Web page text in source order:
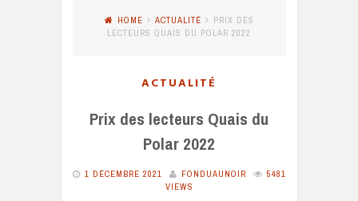
HOME ACTUALITÉ
PRIX DES
LECTEURS QUAIS DU POLAR 2022
ACTUALITÉ
Prix des lecteurs Quais du
Polar 2022
1 DÉCEMBRE 2021 FONDUAUNOIR
5481
VIEWS